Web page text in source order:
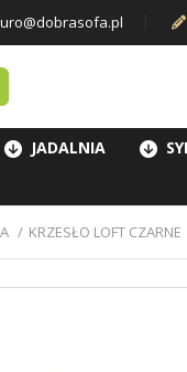
JADALNIA
KRZESŁO LOFT CZARNE